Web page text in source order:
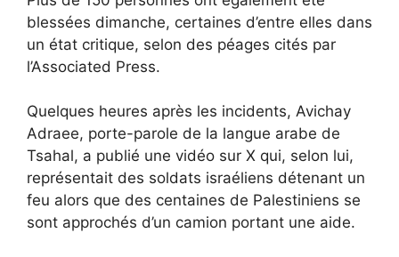
blessées dimanche, certaines d’entre elles dans
un état critique, selon des péages cités par
l’Associated Press.
Quelques heures après les incidents, Avichay
Adraee, porte-parole de la langue arabe de
Tsahal, a publié une vidéo sur X qui, selon lui,
représentait des soldats israéliens détenant un
feu alors que des centaines de Palestiniens se
sont approchés d’un camion portant une aide.